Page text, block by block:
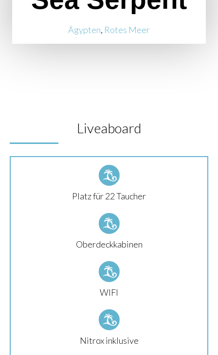
Ägypten, Rotes Meer
Liveaboard
Platz für 22 Taucher
Oberdeckkabinen
WIFI
Nitrox inklusive